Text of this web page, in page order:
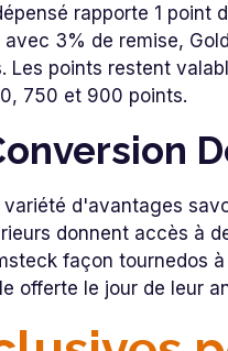
rapporte 1
3% de remise,
Les points restent
750 et 900 points.
d'avantages
donnent accès à
façon tournedos
offerte le jour de leur